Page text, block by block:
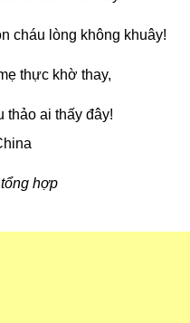
cháu lòng không khuây!
thực khờ thay,
thảo ai thấy đây!
hợp